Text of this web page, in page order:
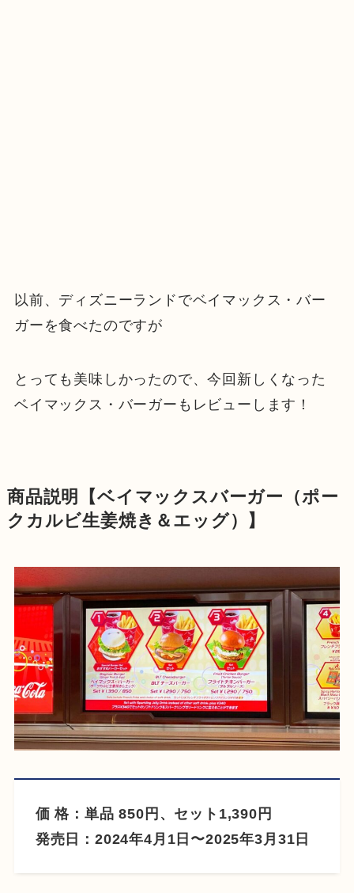
以前、ディズニーランドでベイマックス・バー
ガーを食べたのですが
とっても美味しかったので、今回新しくなった
ベイマックス・バーガーもレビューします！
商品説明【ベイマックスバーガー（ポー
クカルビ生姜焼き＆エッグ）】
価 格：単品 850円、セット1,390円
発売日：2024年4月1日〜2025年3月31日